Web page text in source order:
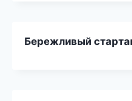
Бережливый